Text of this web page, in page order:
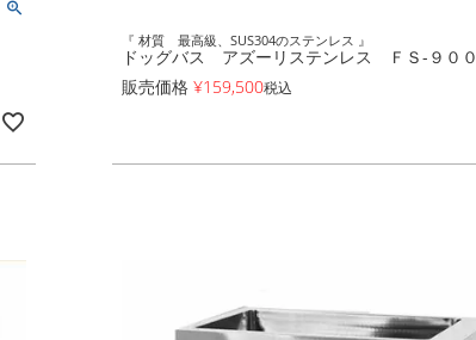
『 材質 最高級、SUS304のステンレス 』
ドッグバス アズーリステンレス ＦＳ-９００
販売価格 ¥159,500税込